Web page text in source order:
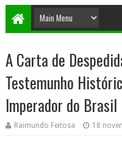
A Carta de
Testemunho
Imperador do Brasil
Raimundo Feitosa 18